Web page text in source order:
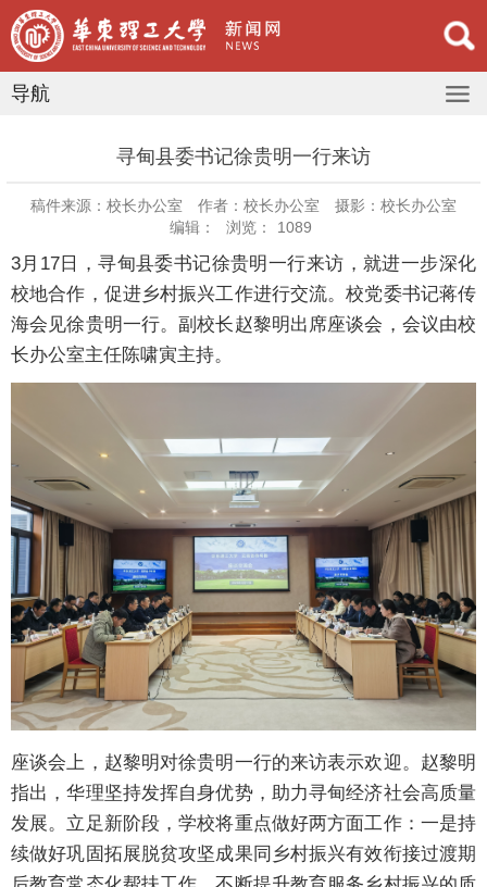
导航
寻甸县委书记徐贵明一行来访
稿件来源：校长办公室 作者：校长办公室
摄影：校长办公室
编辑：
浏览： 1089
3月17日，寻甸县委书记徐贵明一行来访，就进一步深化
校地合作，促进乡村振兴工作进行交流。校党委书记蒋传
海会见徐贵明一行。副校长赵黎明出席座谈会，会议由校
长办公室主任陈啸寅主持。
座谈会上，赵黎明对徐贵明一行的来访表示欢迎。赵黎明
指出，华理坚持发挥自身优势，助力寻甸经济社会高质量
发展。立足新阶段，学校将重点做好两方面工作：一是持
续做好巩固拓展脱贫攻坚成果同乡村振兴有效衔接过渡期